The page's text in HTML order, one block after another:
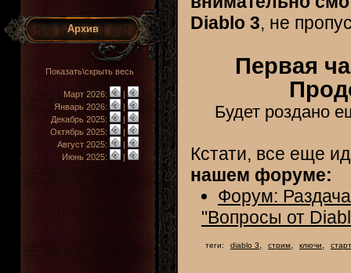
Архив
Показать\скрыть весь
Март 2026:
|
Январь 2026:
|
Декабрь 2025:
|
Октябрь 2025:
|
Август 2025:
|
Июнь 2025:
|
Diablo 3, не
Первая
Будет роздано
Кстати, все еще
нашем форуме:
Форум:
"Вопросы от
теги: diablo 3, стрим, ключи,